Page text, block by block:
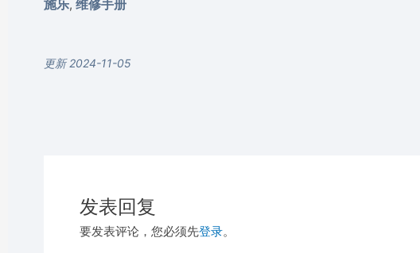
施乐, 维修手册
更新 2024-11-05
发表回复
要发表评论，您必须先登录。